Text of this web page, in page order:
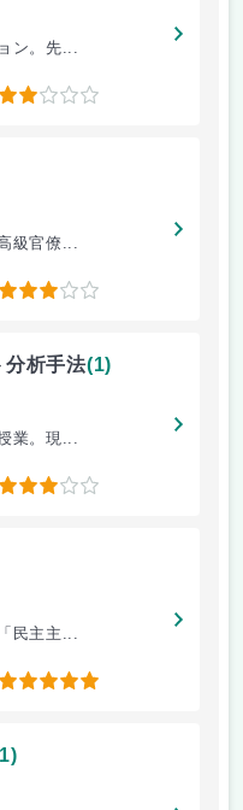
ン。先...
2
級官僚...
3
分析手法(1)
業。現...
3
民主主...
5